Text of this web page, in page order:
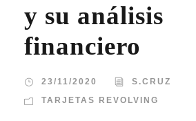
y su análisis
financiero
23/11/2020
S.CRUZ
TARJETAS REVOLVING